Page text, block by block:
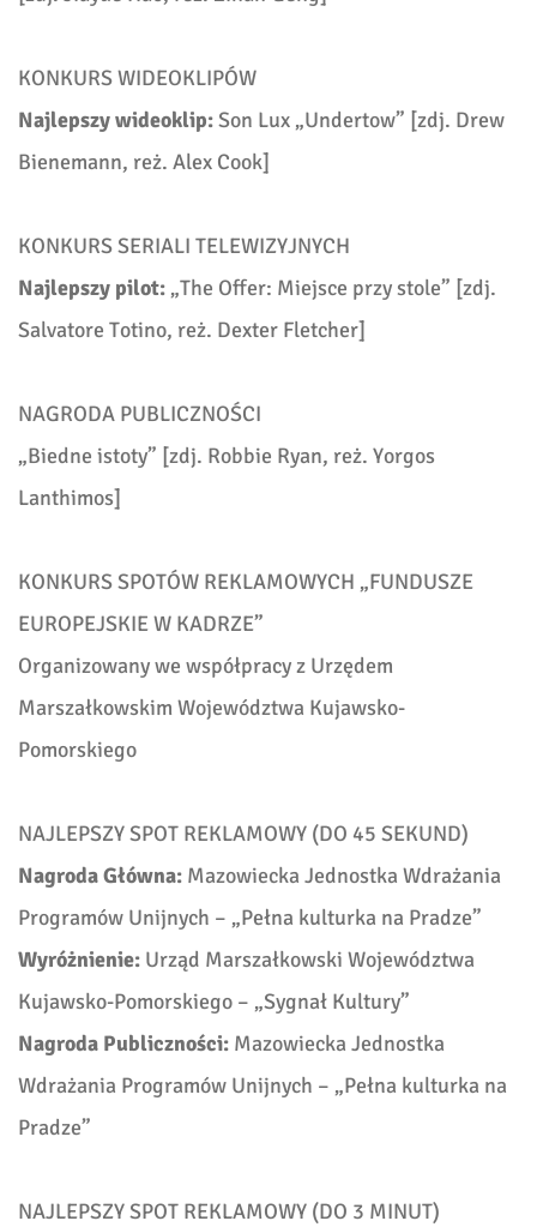
KONKURS WIDEOKLIPÓW
Najlepszy wideoklip: Son Lux „Undertow” [zdj. Drew
Bienemann, reż.Alex Cook]
KONKURS SERIALI TELEWIZYJNYCH
Najlepszy pilot: „The Offer: Miejsce przy stole” [zdj.
Salvatore Totino, reż. Dexter Fletcher]
NAGRODA PUBLICZNOŚCI
„Biedne istoty” [zdj. Robbie Ryan, reż. Yorgos
Lanthimos]
KONKURS SPOTÓW REKLAMOWYCH „FUNDUSZE
EUROPEJSKIE W KADRZE”
Organizowany we współpracy z Urzędem
Marszałkowskim Województwa Kujawsko-
Pomorskiego
NAJLEPSZY SPOT REKLAMOWY (DO 45 SEKUND)
Nagroda Główna: Mazowiecka Jednostka Wdrażania
Programów Unijnych – „Pełna kulturka na Pradze”
Wyróżnienie: Urząd Marszałkowski Województwa
Kujawsko-Pomorskiego – „Sygnał Kultury”
Nagroda Publiczności: Mazowiecka Jednostka
Wdrażania Programów Unijnych – „Pełna kulturka na
Pradze”
NAJLEPSZY SPOT REKLAMOWY (DO 3 MINUT)